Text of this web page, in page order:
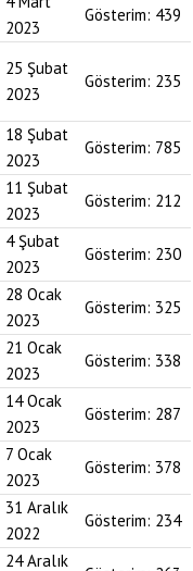
2023
Gösterim: 439
25 Şubat
2023
Gösterim: 235
18 Şubat
2023
Gösterim: 785
11 Şubat
2023
Gösterim: 212
4 Şubat
2023
Gösterim: 230
28 Ocak
2023
Gösterim: 325
21 Ocak
2023
Gösterim: 338
14 Ocak
2023
Gösterim: 287
7 Ocak
2023
Gösterim: 378
31 Aralık
2022
Gösterim: 234
24 Aralık